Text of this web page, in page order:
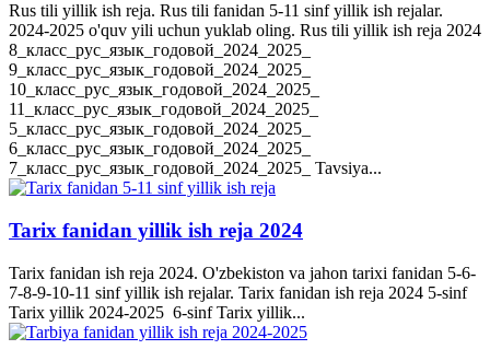
Rus tili yillik ish reja. Rus tili fanidan 5-11 sinf yillik ish rejalar.
2024-2025 o'quv yili uchun yuklab oling. Rus tili yillik ish reja 2024
8_класс_рус_язык_годовой_2024_2025_
9_класс_рус_язык_годовой_2024_2025_
10_класс_рус_язык_годовой_2024_2025_
11_класс_рус_язык_годовой_2024_2025_
5_класс_рус_язык_годовой_2024_2025_
6_класс_рус_язык_годовой_2024_2025_
7_класс_рус_язык_годовой_2024_2025_ Tavsiya...
Tarix fanidan yillik ish reja 2024
Tarix fanidan ish reja 2024. O'zbekiston va jahon tarixi fanidan 5-6-
7-8-9-10-11 sinf yillik ish rejalar. Tarix fanidan ish reja 2024 5-sinf
Tarix yillik 2024-2025 6-sinf Tarix yillik...